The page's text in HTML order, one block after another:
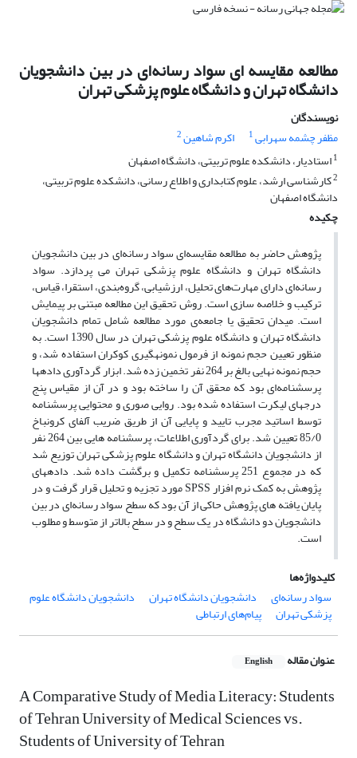
مطالعه مقایسه ای سواد رسانه‌ای در بین دانشجویان
دانشگاه تهران و دانشگاه علوم پزشکی تهران
نویسندگان
مظفر چشمه سهرابی1 اکرم شاهین2
1استادیار، دانشکده علوم تربیتی، دانشگاه اصفهان
2کارشناسی ارشد، علوم کتابداری و اطلاع رسانی، دانشکده علوم تربیتی،
دانشگاه اصفهان
چکیده
پژوهش حاضر به مطالعه مقایسه‌ای سواد رسانه‌ای در بین دانشجویان
دانشگاه تهران و دانشگاه علوم پزشکی تهران می پردازد. سواد
رسانه‌ای دارای مهارت‌های تحلیل، ارزشیابی، گروه‌بندی، استقرا، قیاس،
ترکیب و خلاصه سازی است. روش تحقیق این مطالعه مبتنی بر پیمایش
است. میدان تحقیق یا جامعه‌ی مورد مطالعه شامل تمام دانشجویان
دانشگاه تهران و دانشگاه علوم پزشکی تهران در سال 1390 است. به
منظور تعیین حجم نمونه از فرمول نمونه­گیری کوکران استفاده شد، و
حجم نمونه نهایی بالغ بر 264 نفر تخمین زده شد. ابزار گردآوری داده­ها
پرسشنامه‌ای بود که محقق آن را ساخته بود و در آن از مقیاس پنج
درجه­ای لیکرت استفاده شده بود. روایی صوری و محتوایی پرسشنامه
توسط اساتید مجرب تایید و پایایی آن از طریق ضریب آلفای کرونباخ
85/0 تعیین شد. برای گردآوری اطلاعات، پرسشنامه هایی بین 264 نفر
از دانشجویان دانشگاه تهران و دانشگاه علوم پزشکی تهران توزیع شد
که در مجموع 251 پرسشنامه تکمیل و برگشت داده شد. داده­های
پژوهش به کمک نرم افزار SPSS مورد تجزیه و تحلیل قرار گرفت و در
پایان یافته های پژوهش حاکی از آن بود که سطح سواد رسانه‌ای در بین
دانشجویان دو دانشگاه در یک سطح و در سطح بالاتر از متوسط و مطلوب
است.
کلیدواژه‌ها
سواد رسانه‌ای
دانشجویان دانشگاه تهران دانشجویان دانشگاه علوم
پزشکی تهران پیام‌های ارتباطی
عنوان مقاله English
A Comparative Study of Media Literacy: Students
of Tehran University of Medical Sciences vs.
Students of University of Tehran